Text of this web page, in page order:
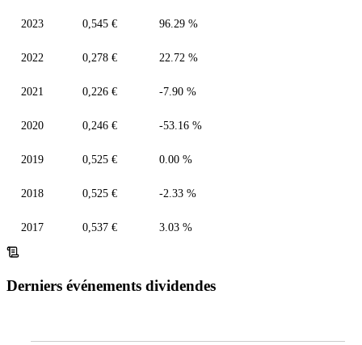
2023 0,545 € 96.29 %
2022 0,278 € 22.72 %
2021 0,226 € -7.90 %
2020 0,246 € -53.16 %
2019 0,525 € 0.00 %
2018 0,525 € -2.33 %
2017 0,537 € 3.03 %
Derniers événements dividendes